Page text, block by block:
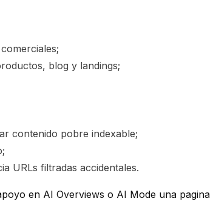
blog y landings;
contenido pobre indexable;
URLs filtradas accidentales.
en AI Overviews o AI Mode una pagina